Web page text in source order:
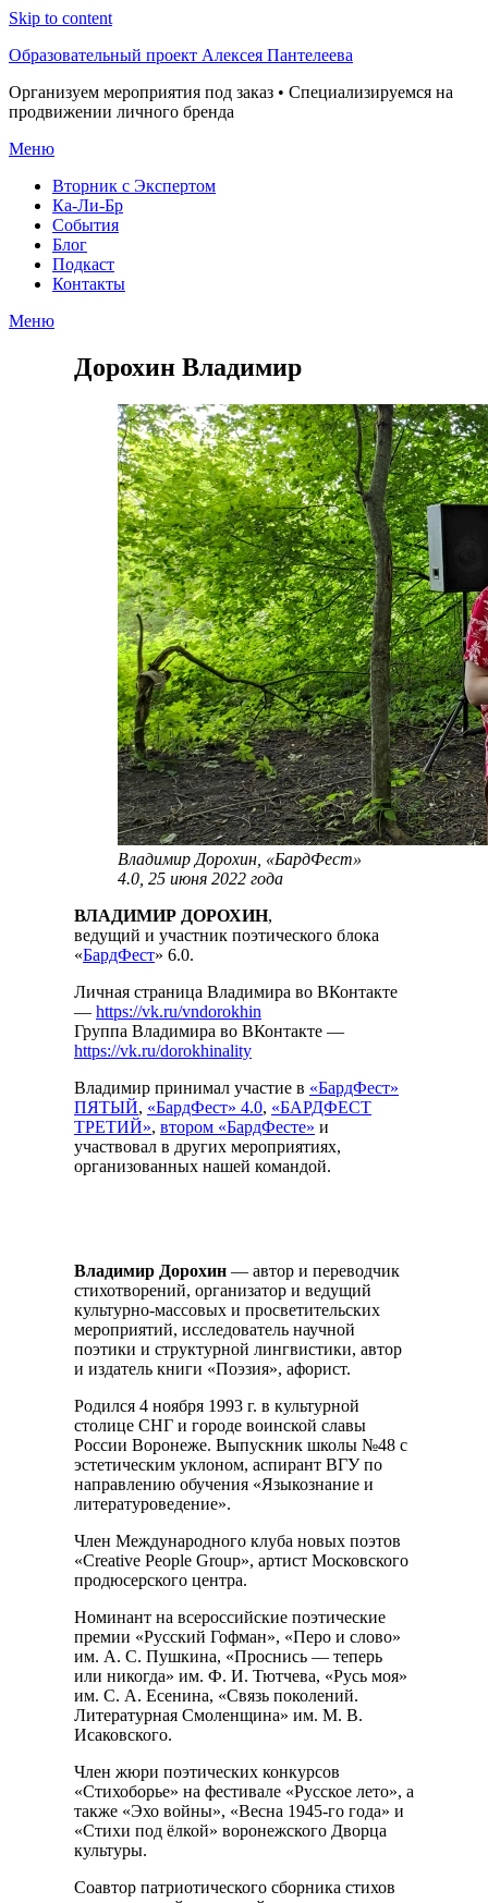
Skip to content
Образовательный проект Алексея Пантелеева
Организуем мероприятия под заказ • Специализируемся на
продвижении личного бренда
Меню
Вторник с Экспертом
Ка-Ли-Бр
События
Блог
Подкаст
Контакты
Меню
Дорохин Владимир
Владимир Дорохин, «БардФест»
4.0, 25 июня 2022 года
ВЛАДИМИР ДОРОХИН,
ведущий и участник поэтического блока
«БардФест» 6.0.
Личная страница Владимира во ВКонтакте
— https://vk.ru/vndorokhin
Группа Владимира во ВКонтакте —
https://vk.ru/dorokhinality
Владимир принимал участие в «БардФест»
ПЯТЫЙ, «БардФест» 4.0, «БАРДФЕСТ
ТРЕТИЙ», втором «БардФесте» и
участвовал в других мероприятиях,
организованных нашей командой.
Владимир Дорохин — автор и переводчик
стихотворений, организатор и ведущий
культурно-массовых и просветительских
мероприятий, исследователь научной
поэтики и структурной лингвистики, автор
и издатель книги «Поэзия», афорист.
Родился 4 ноября 1993 г. в культурной
столице СНГ и городе воинской славы
России Воронеже. Выпускник школы №48 с
эстетическим уклоном, аспирант ВГУ по
направлению обучения «Языкознание и
литературоведение».
Член Международного клуба новых поэтов
«Creative People Group», артист Московского
продюсерского центра.
Номинант на всероссийские поэтические
премии «Русский Гофман», «Перо и слово»
им. А. С. Пушкина, «Проснись — теперь
или никогда» им. Ф. И. Тютчева, «Русь моя»
им. С. А. Есенина, «Связь поколений.
Литературная Смоленщина» им. М. В.
Исаковского.
Член жюри поэтических конкурсов
«Стихоборье» на фестивале «Русское лето», а
также «Эхо войны», «Весна 1945-го года» и
«Стихи под ёлкой» воронежского Дворца
культуры.
Соавтор патриотического сборника стихов